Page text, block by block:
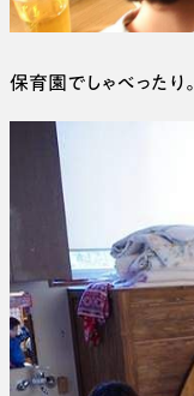
保育園でしゃべったり。